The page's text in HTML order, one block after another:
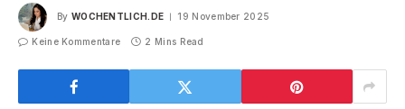
By WOCHENTLICH.DE 19 November 2025
Keine Kommentare 2 Mins Read